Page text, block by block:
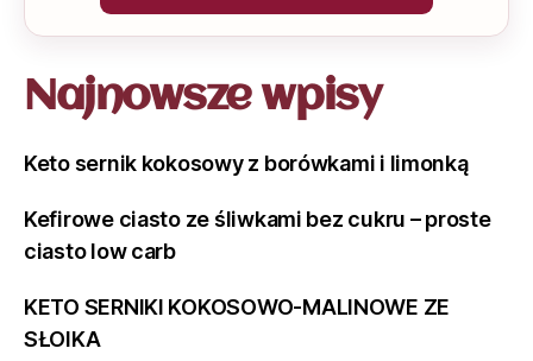
Najnowsze wpisy
Keto sernik kokosowy z borówkami i limonką
Kefirowe ciasto ze śliwkami bez cukru – proste
ciasto low carb
KETO SERNIKI KOKOSOWO-MALINOWE ZE
SŁOIKA